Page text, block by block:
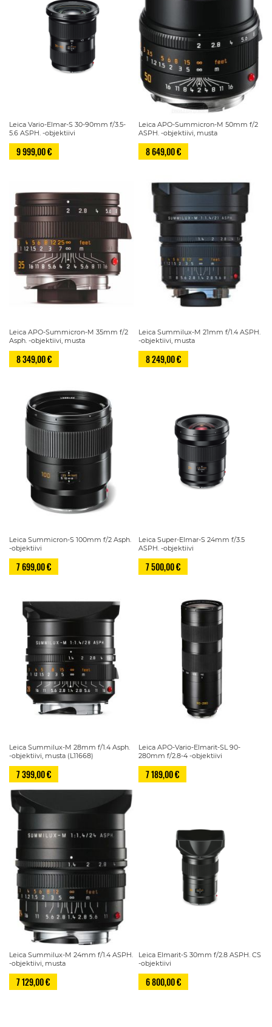
Leica Vario-Elmar-S 30-90mm f/3.5-
5.6 ASPH. -objektiivi
9 999,00 €
Leica APO-Summicron-M 50mm f/2
ASPH. -objektiivi, musta
8 649,00 €
Leica APO-Summicron-M 35mm f/2
Asph. -objektiivi, musta
8 349,00 €
Leica Summilux-M 21mm f/1.4 ASPH.
-objektiivi, musta
8 249,00 €
Leica Summicron-S 100mm f/2 Asph.
-objektiivi
7 699,00 €
Leica Super-Elmar-S 24mm f/3.5
ASPH. -objektiivi
7 500,00 €
Leica Summilux-M 28mm f/1.4 Asph.
-objektiivi, musta (L11668)
7 399,00 €
Leica APO-Vario-Elmarit-SL 90-
280mm f/2.8-4 -objektiivi
7 189,00 €
Leica Summilux-M 24mm f/1.4 ASPH.
-objektiivi, musta
7 129,00 €
Leica Elmarit-S 30mm f/2.8 ASPH. CS
-objektiivi
6 800,00 €